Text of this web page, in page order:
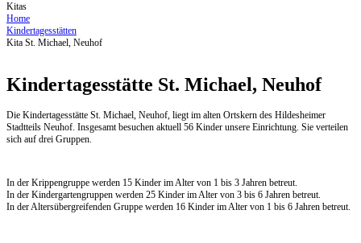
Kitas
Home
Kindertagesstätten
Kita St. Michael, Neuhof
Kindertagesstätte St. Michael, Neuhof
Die Kindertagesstätte St. Michael, Neuhof, liegt im alten Ortskern des Hildesheimer
Stadtteils Neuhof. Insgesamt besuchen aktuell 56 Kinder unsere Einrichtung. Sie verteilen
sich auf drei Gruppen.
In der Krippengruppe werden 15 Kinder im Alter von 1 bis 3 Jahren betreut.
In der Kindergartengruppen werden 25 Kinder im Alter von 3 bis 6 Jahren betreut.
In der Altersübergreifenden Gruppe werden 16 Kinder im Alter von 1 bis 6 Jahren betreut.